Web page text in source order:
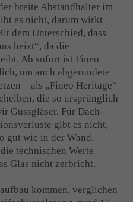
breite Abstandhalter im
es nicht, darum wirkt
dem Unterschied, dass
heizt“, da die
Ab sofort ist Fineo
um auch abgerundete
– als „Fineo Heritage“
die so ursprünglich
Gussgläser. Für Dach-
gibt es nicht,
gut wie in der Wand.
technischen Werte
Glas nicht zerbricht.
kommen, verglichen